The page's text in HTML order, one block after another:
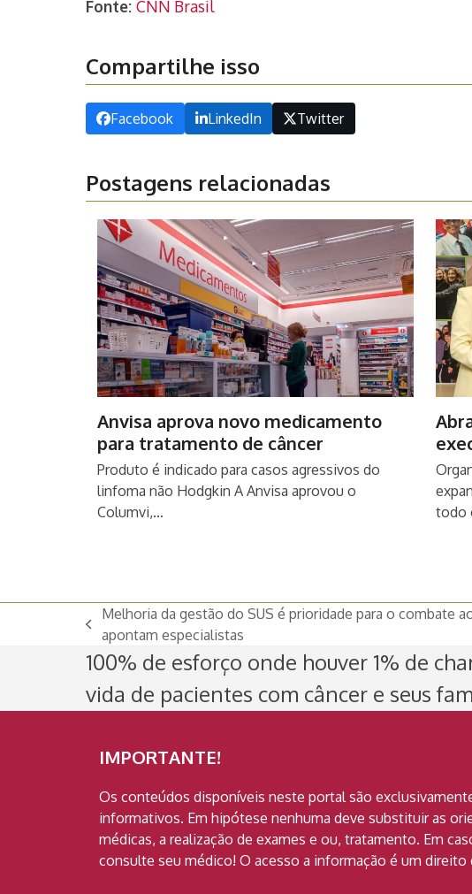
Fonte: CNN Brasil
Compartilhe isso
Facebook LinkedIn Twitter
Postagens relacionadas
Anvisa aprova novo medicamento
para tratamento de câncer
Produto é indicado para casos agressivos do
linfoma não Hodgkin A Anvisa aprovou o
Columvi,…
todo
previous
post:
Melhoria da gestão do SUS é prioridade para o combate
apontam especialistas
100% de esforço onde houver 1% de
vida de pacientes com câncer e seus
IMPORTANTE!
Os conteúdos disponíveis neste portal são
informativos. Em hipótese nenhuma deve substituir as
médicas, a realização de exames e ou, tratamento. Em
consulte seu médico! O acesso a informação é um direito